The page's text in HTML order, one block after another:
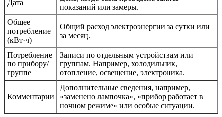
Дата
показаний или замеры.
Общее
потребление
(кВт·ч)
Общий расход электроэнергии за сутки или
за месяц.
Потребление
по прибору/
группе
Записи по отдельным устройствам или
группам. Например, холодильник,
отопление, освещение, электроника.
Комментарии
Дополнительные сведения, например,
«заменено лампочка», «прибор работает в
ночном режиме» или особые ситуации.